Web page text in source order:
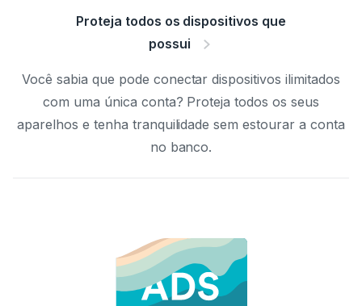
Proteja todos os dispositivos que
possui
Você sabia que pode conectar dispositivos ilimitados
com uma única conta? Proteja todos os seus
aparelhos e tenha tranquilidade sem estourar a conta
no banco.